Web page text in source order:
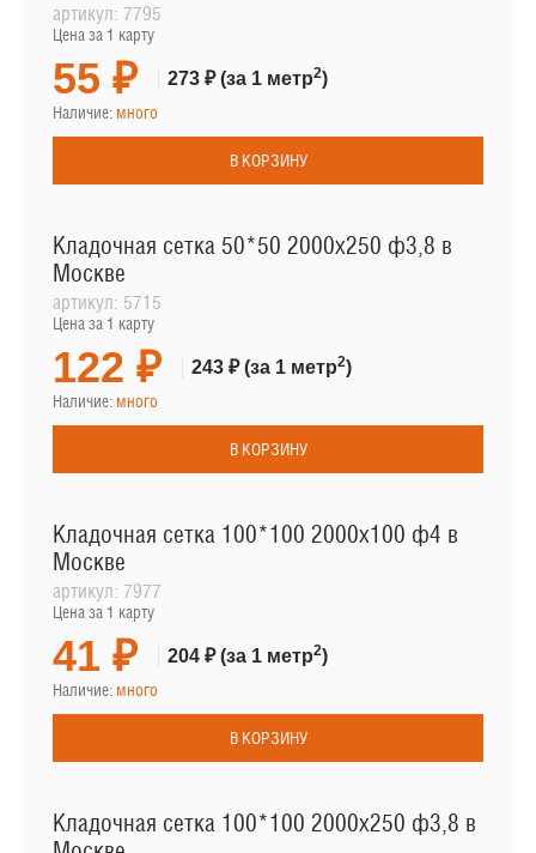
артикул: 7795
Цена за 1 карту
55 ₽ 273 ₽(за 1 метр2)
Наличие: много
В КОРЗИНУ
Кладочная сетка 50*50 2000х250 ф3,8 в
Москве
артикул: 5715
Цена за 1 карту
122 ₽ 243 ₽(за 1 метр2)
Наличие: много
В КОРЗИНУ
Кладочная сетка 100*100 2000х100 ф4 в
Москве
артикул: 7977
Цена за 1 карту
41 ₽ 204 ₽(за 1 метр2)
Наличие: много
В КОРЗИНУ
Кладочная сетка 100*100 2000х250 ф3,8 в